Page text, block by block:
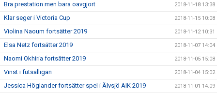
Bra prestation men bara oavgjort 2018-11-18 13:38
Klar seger i Victoria Cup 2018-11-15 10:08
Violina Naoum fortsätter 2019 2018-11-12 10:31
Elsa Netz fortsätter 2019 2018-11-07 14:04
Naomi Okhiria fortsätter 2019 2018-11-05 15:08
Vinst i futsalligan 2018-11-04 15:02
Jessica Höglander fortsätter spel i Älvsjö AIK 2019 2018-11-01 14:09